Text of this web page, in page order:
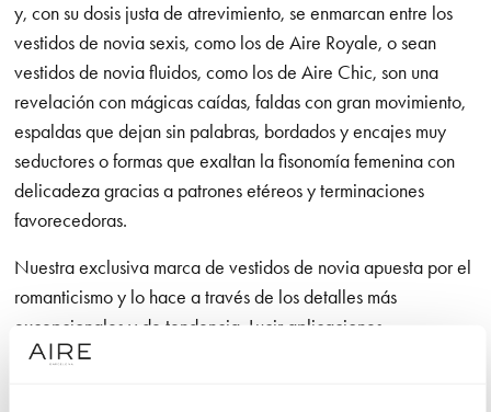
y, con su dosis justa de atrevimiento, se enmarcan entre los
vestidos de novia sexis, como los de Aire Royale, o sean
vestidos de novia fluidos, como los de Aire Chic, son una
revelación con mágicas caídas, faldas con gran movimiento,
espaldas que dejan sin palabras, bordados y encajes muy
seductores o formas que exaltan la fisonomía femenina con
delicadeza gracias a patrones etéreos y terminaciones
favorecedoras.
Nuestra exclusiva marca de vestidos de novia apuesta por el
romanticismo y lo hace a través de los detalles más
excepcionales y de tendencia. Lucir aplicaciones
extraordinarias de camino al altar es un lujo. No olvidamos el